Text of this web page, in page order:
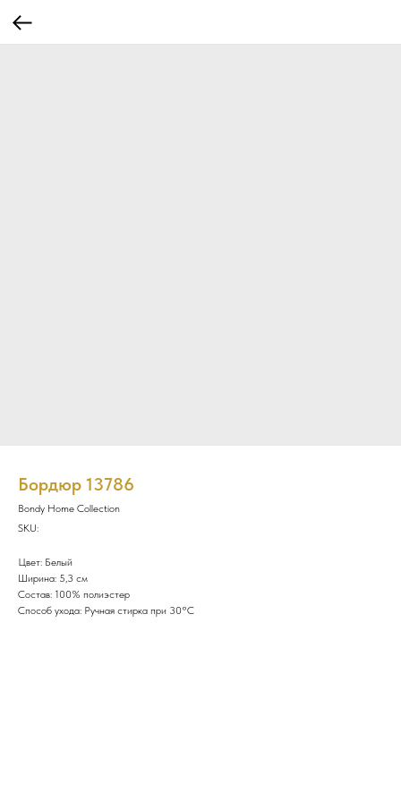
Бордюр 13786
Bondy Home Collection
SKU:
Цвет: Белый
Ширина: 5,3 см
Состав: 100% полиэстер
Способ ухода: Ручная стирка при 30°C